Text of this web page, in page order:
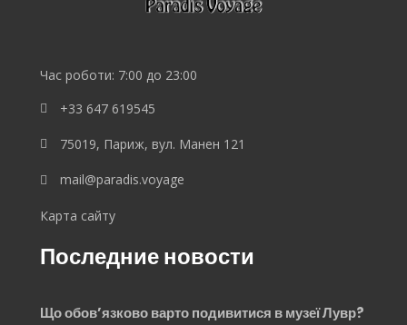
Час роботи: 7:00 до 23:00
+33 647 619545
75019, Париж, вул. Манен 121
mail@paradis.voyage
Карта сайту
Последние новости
Що обов’язково варто подивитися в музеї Лувр?